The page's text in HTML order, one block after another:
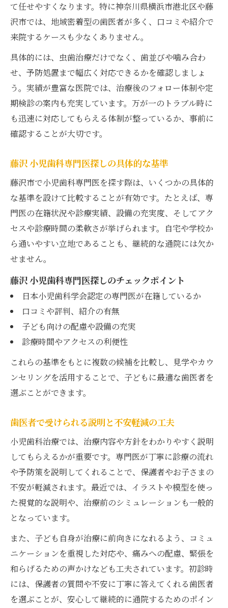
て任せやすくなります。特に神奈川県横浜市港北区や藤
沢市では、地域密着型の歯医者が多く、口コミや紹介で
来院するケースも少なくありません。
具体的には、虫歯治療だけでなく、歯並びや噛み合わ
せ、予防処置まで幅広く対応できるかを確認しましょ
う。実績が豊富な医院では、治療後のフォロー体制や定
期検診の案内も充実しています。万が一のトラブル時に
も迅速に対応してもらえる体制が整っているか、事前に
確認することが大切です。
藤沢 小児歯科専門医探しの具体的な基準
藤沢市で小児歯科専門医を探す際は、いくつかの具体的
な基準を設けて比較することが有効です。たとえば、専
門医の在籍状況や診療実績、設備の充実度、そしてアク
セスや診療時間の柔軟さが挙げられます。自宅や学校か
ら通いやすい立地であることも、継続的な通院には欠か
せません。
藤沢 小児歯科専門医探しのチェックポイント
日本小児歯科学会認定の専門医が在籍しているか
口コミや評判、紹介の有無
子ども向けの配慮や設備の充実
診療時間やアクセスの利便性
これらの基準をもとに複数の候補を比較し、見学やカウ
ンセリングを活用することで、子どもに最適な歯医者を
選ぶことができます。
歯医者で受けられる説明と不安軽減の工夫
小児歯科治療では、治療内容や方針をわかりやすく説明
してもらえるかが重要です。専門医が丁寧に診療の流れ
や予防策を説明してくれることで、保護者やお子さまの
不安が軽減されます。最近では、イラストや模型を使っ
た視覚的な説明や、治療前のシミュレーションも一般的
となっています。
また、子ども自身が治療に前向きになれるよう、コミュ
ニケーションを重視した対応や、痛みへの配慮、緊張を
和らげるための声かけなども工夫されています。初診時
には、保護者の質問や不安に丁寧に答えてくれる歯医者
を選ぶことが、安心して継続的に通院するためのポイン